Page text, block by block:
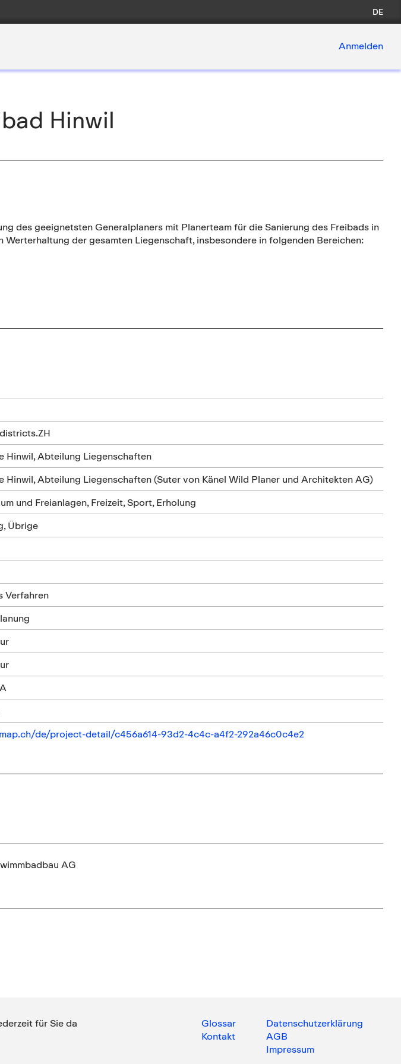
DE
Anmelden
Hinwil
des geeignetsten Generalplaners mit Planerteam für die Sanierung des Freibads in
der gesamten Liegenschaft, insbesondere in folgenden Bereichen:
Hinwil, Abteilung Liegenschaften
Hinwil, Abteilung Liegenschaften (Suter von Känel Wild Planer und Architekten AG)
und Freianlagen, Freizeit, Sport, Erholung
Übrige
Verfahren
de/project-detail/c456a614-93d2-4c4c-a4f2-292a46c0c4e2
AG
für Sie da
Glossar
Kontakt
Datenschutzerklärung
AGB
Impressum